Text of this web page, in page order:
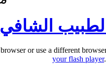
الشافي حلقه
or use a different
your flash player.